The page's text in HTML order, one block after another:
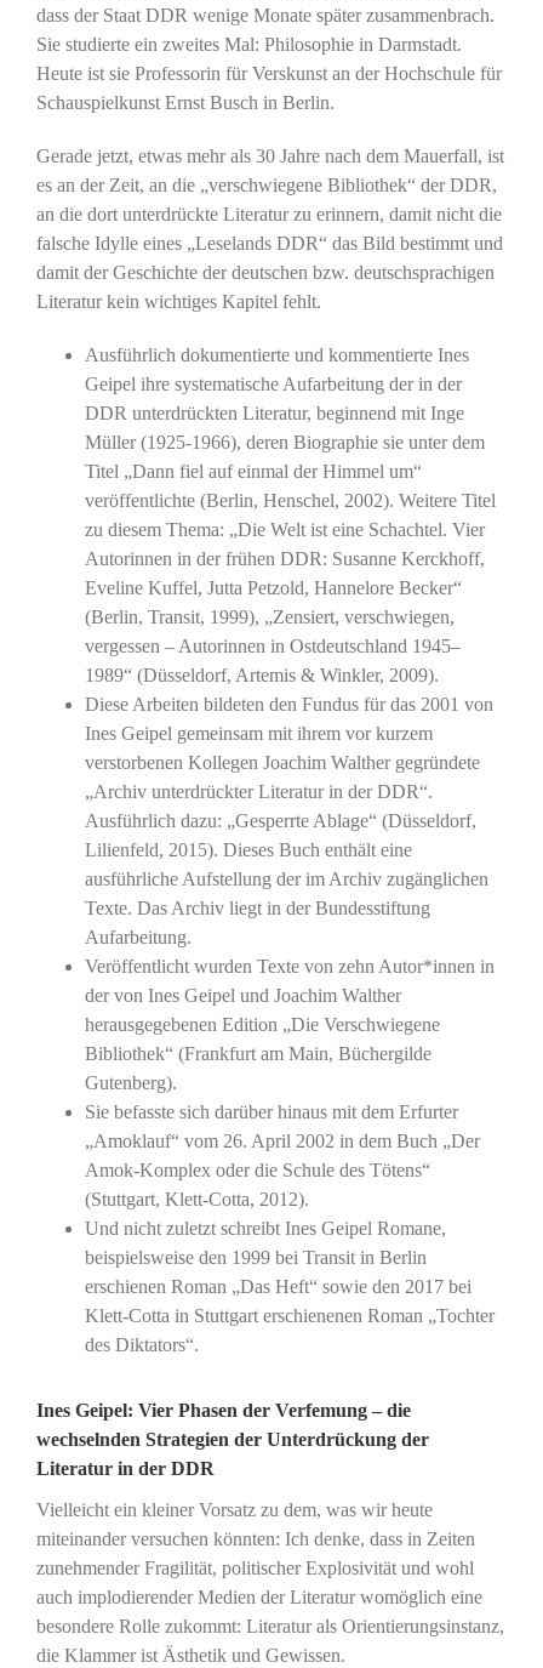
dass der Staat DDR wenige Monate später zusammenbrach.
Sie studierte ein zweites Mal: Philosophie in Darmstadt.
Heute ist sie Professorin für Verskunst an der Hochschule für
Schauspielkunst Ernst Busch in Berlin.
Gerade jetzt, etwas mehr als 30 Jahre nach dem Mauerfall, ist
es an der Zeit, an die „verschwiegene Bibliothek“ der DDR,
an die dort unterdrückte Literatur zu erinnern, damit nicht die
falsche Idylle eines „Leselands DDR“ das Bild bestimmt und
damit der Geschichte der deutschen bzw. deutschsprachigen
Literatur kein wichtiges Kapitel fehlt.
Ausführlich dokumentierte und kommentierte Ines
Geipel ihre systematische Aufarbeitung der in der
DDR unterdrückten Literatur, beginnend mit Inge
Müller (1925-1966), deren Biographie sie unter dem
Titel „Dann fiel auf einmal der Himmel um“
veröffentlichte (Berlin, Henschel, 2002). Weitere Titel
zu diesem Thema: „Die Welt ist eine Schachtel. Vier
Autorinnen in der frühen DDR: Susanne Kerckhoff,
Eveline Kuffel, Jutta Petzold, Hannelore Becker“
(Berlin, Transit, 1999), „Zensiert, verschwiegen,
vergessen – Autorinnen in Ostdeutschland 1945–
1989“ (Düsseldorf, Artemis & Winkler, 2009).
Diese Arbeiten bildeten den Fundus für das 2001 von
Ines Geipel gemeinsam mit ihrem vor kurzem
verstorbenen Kollegen Joachim Walther gegründete
„Archiv unterdrückter Literatur in der DDR“.
Ausführlich dazu: „Gesperrte Ablage“ (Düsseldorf,
Lilienfeld, 2015). Dieses Buch enthält eine
ausführliche Aufstellung der im Archiv zugänglichen
Texte. Das Archiv liegt in der Bundesstiftung
Aufarbeitung.
Veröffentlicht wurden Texte von zehn Autor*innen in
der von Ines Geipel und Joachim Walther
herausgegebenen Edition „Die Verschwiegene
Bibliothek“ (Frankfurt am Main, Büchergilde
Gutenberg).
Sie befasste sich darüber hinaus mit dem Erfurter
„Amoklauf“ vom 26. April 2002 in dem Buch „Der
Amok-Komplex oder die Schule des Tötens“
(Stuttgart, Klett-Cotta, 2012).
Und nicht zuletzt schreibt Ines Geipel Romane,
beispielsweise den 1999 bei Transit in Berlin
erschienen Roman „Das Heft“ sowie den 2017 bei
Klett-Cotta in Stuttgart erschienenen Roman „Tochter
des Diktators“.
Ines Geipel: Vier Phasen der Verfemung – die
wechselnden Strategien der Unterdrückung der
Literatur in der DDR
Vielleicht ein kleiner Vorsatz zu dem, was wir heute
miteinander versuchen könnten: Ich denke, dass in Zeiten
zunehmender Fragilität, politischer Explosivität und wohl
auch implodierender Medien der Literatur womöglich eine
besondere Rolle zukommt: Literatur als Orientierungsinstanz,
die Klammer ist Ästhetik und Gewissen.